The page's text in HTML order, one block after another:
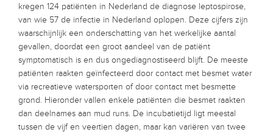
kregen 124 patiënten in Nederland de diagnose leptospirose,
van wie 57 de infectie in Nederland oplopen. Deze cijfers zijn
waarschijnlijk een onderschatting van het werkelijke aantal
gevallen, doordat een groot aandeel van de patiënt
symptomatisch is en dus ongediagnostiseerd blijft. De meeste
patiënten raakten geïnfecteerd door contact met besmet water
via recreatieve watersporten of door contact met besmette
grond. Hieronder vallen enkele patiënten die besmet raakten
dan deelnames aan mud runs. De incubatietijd ligt meestal
tussen de vijf en veertien dagen, maar kan variëren van twee